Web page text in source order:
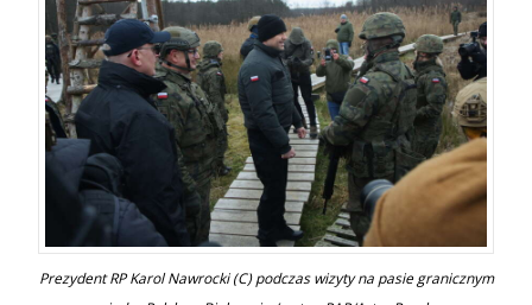
Prezydent RP Karol Nawrocki (C) podczas wizyty na pasie granicznym